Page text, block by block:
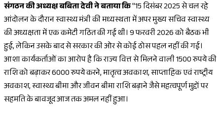
संगठन की अध्यक्ष बबिता देवी ने बताया कि"15 दिसंबर 2025 से चल रहे
आंदोलन के दौरान स्वास्थ्य मंत्री की मध्यस्थता में अपर मुख्य सचिव स्वास्थ्य
की अध्यक्षता में एक कमेटी गठित की गई थी। 9 फरवरी 2026 को बैठक भी
हुई, लेकिन उसके बाद से सरकार की ओर से कोई ठोस पहल नहीं की गई।
आशा कार्यकर्ताओं का आरोप है कि राज्य वित्त से मिलने वाली 1500 रुपये की
राशि को बढ़ाकर 6000 रुपये करने, मातृत्व अवकाश, साप्ताहिक एवं राष्ट्रीय
अवकाश, स्वास्थ्य बीमा और जीवन बीमा राशि बढ़ाने जैसे महत्वपूर्ण मुद्दों पर
सहमति के बावजूद आज तक अमल नहीं हुआ।